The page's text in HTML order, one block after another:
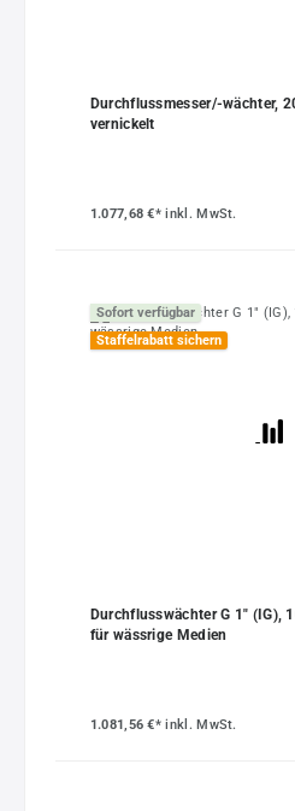
Durchflussmesser/-wächter,
vernickelt
1.077,68 €*inkl. MwSt.
Sofort verfügbar
Staffelrabatt sichern
Durchflusswächter G 1" (IG),
für wässrige Medien
1.081,56 €*inkl. MwSt.